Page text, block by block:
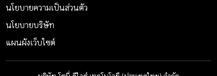
นโยบายความเป็นส่วนตัว
นโยบายบริษัท
แผนผังเว็บไซต์